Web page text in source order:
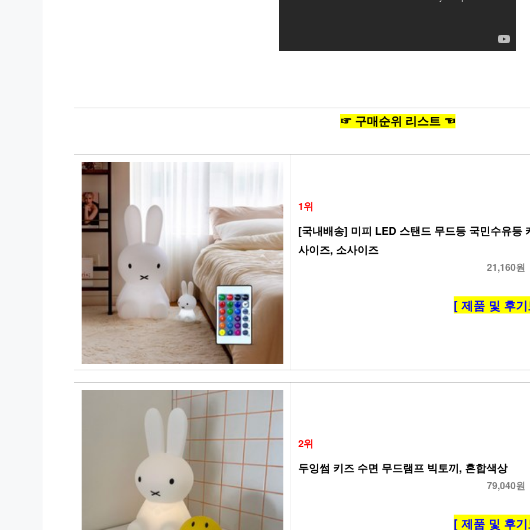
☞ 구매순위 리스트 ☜
1위
[국내배송] 미피 LED 스탠드 무드등 국민수유등
사이즈, 소사이즈
21,160원
[ 제품 및 후
2위
두잉썸 키즈 수면 무드램프 빅토끼, 혼합색상
79,040원
[ 제품 및 후